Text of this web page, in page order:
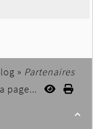
» Partenaires
page...
